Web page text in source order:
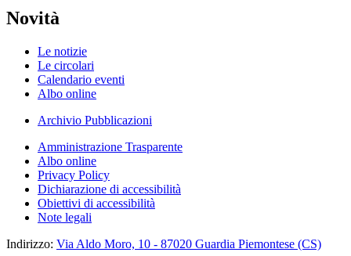
Novità
Le notizie
Le circolari
Calendario eventi
Albo online
Archivio Pubblicazioni
Amministrazione Trasparente
Albo online
Privacy Policy
Dichiarazione di accessibilità
Obiettivi di accessibilità
Note legali
Indirizzo: Via Aldo Moro, 10 - 87020 Guardia Piemontese (CS)